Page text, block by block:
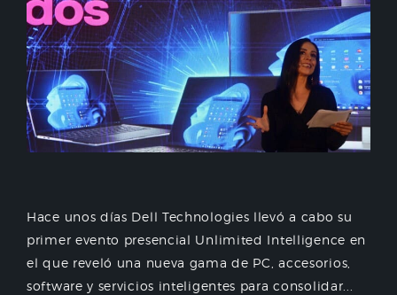
Hace unos días Dell Technologies llevó a cabo su
primer evento presencial Unlimited Intelligence en
el que reveló una nueva gama de PC, accesorios,
software y servicios inteligentes para consolidar...